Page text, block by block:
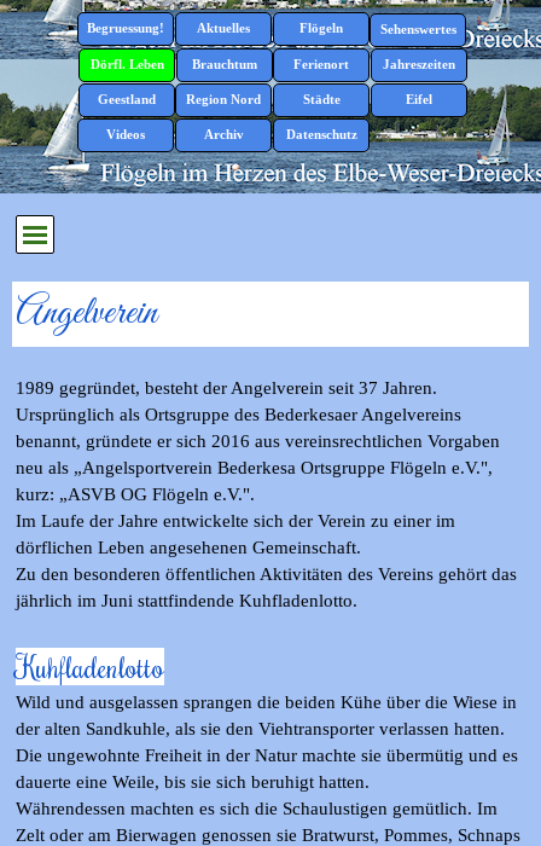
Direkt zum Seiteninhalt
Menü überspringen
Begruessung! Aktuelles ▼
Flögeln ▼
Sehenswertes ▼
Dörfl. Leben ▼
Brauchtum ▼
Ferienort ▼
Jahreszeiten
Geestland ▼
Region Nord ▼
Städte ▼
Eifel ▼
Videos Archiv ▼
Datenschutz
Angelverein
1989 gegründet, besteht der Angelverein seit 37 Jahren.
Ursprünglich als Ortsgruppe des Bederkesaer Angelvereins
benannt, gründete er sich 2016 aus vereinsrechtlichen Vorgaben
neu als „Angelsportverein Bederkesa Ortsgruppe Flögeln e.V.",
kurz: „ASVB OG Flögeln e.V.".
Im Laufe der Jahre entwickelte sich der Verein zu einer im
dörflichen Leben angesehenen Gemeinschaft.
Zu den besonderen öffentlichen Aktivitäten des Vereins gehört das
jährlich im Juni stattfindende Kuhfladenlotto.
Kuhfladenlotto
Wild und ausgelassen sprangen die beiden Kühe über die Wiese in
der alten Sandkuhle, als sie den Viehtransporter verlassen hatten.
Die ungewohnte Freiheit in der Natur machte sie übermütig und es
dauerte eine Weile, bis sie sich beruhigt hatten.
Währendessen machten es sich die Schaulustigen gemütlich. Im
Zelt oder am Bierwagen genossen sie Bratwurst, Pommes, Schnaps